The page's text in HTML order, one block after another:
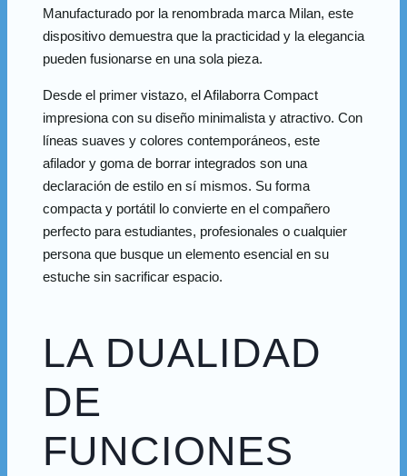
Manufacturado por la renombrada marca Milan, este
dispositivo demuestra que la practicidad y la elegancia
pueden fusionarse en una sola pieza.
Desde el primer vistazo, el Afilaborra Compact
impresiona con su diseño minimalista y atractivo. Con
líneas suaves y colores contemporáneos, este
afilador y goma de borrar integrados son una
declaración de estilo en sí mismos. Su forma
compacta y portátil lo convierte en el compañero
perfecto para estudiantes, profesionales o cualquier
persona que busque un elemento esencial en su
estuche sin sacrificar espacio.
LA DUALIDAD
DE
FUNCIONES